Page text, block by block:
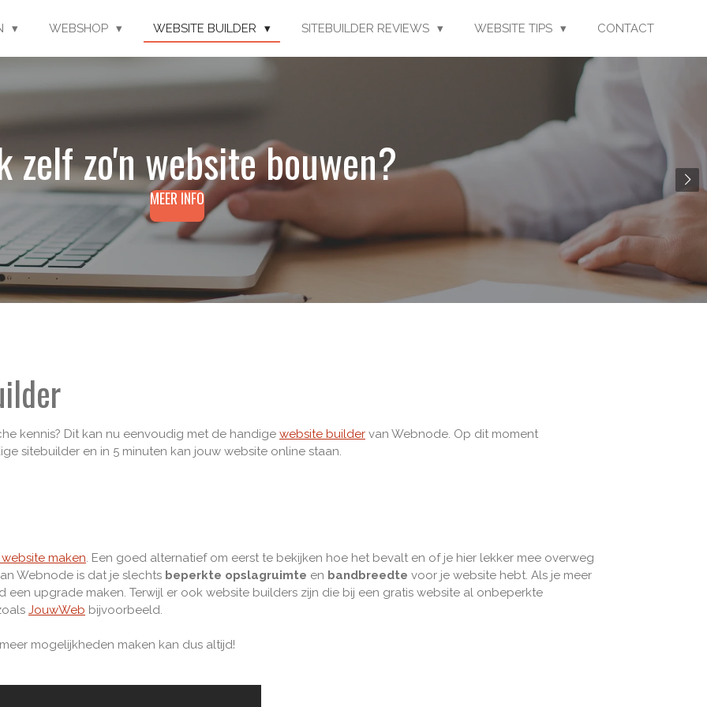
WEBSHOP WEBSITE BUILDER SITEBUILDER REVIEWS WEBSITE TIPS CONTACT
zelf zo'n website bouwen?
MEER INFO
kennis? Dit kan nu eenvoudig met de handige website builder van Webnode. Op dit moment
sitebuilder en in 5 minuten kan jouw website online staan.
maken. Een goed alternatief om eerst te bekijken hoe het bevalt en of je hier lekker mee overweg
Webnode is dat je slechts beperkte opslagruimte en bandbreedte voor je website hebt. Als je meer
een upgrade maken. Terwijl er ook website builders zijn die bij een gratis website al onbeperkte
JouwWeb bijvoorbeeld.
mogelijkheden maken kan dus altijd!